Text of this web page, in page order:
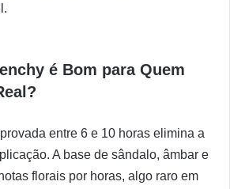
é Bom para Quem
entre 6 e 10 horas elimina a
A base de sândalo, âmbar e
florais por horas, algo raro em